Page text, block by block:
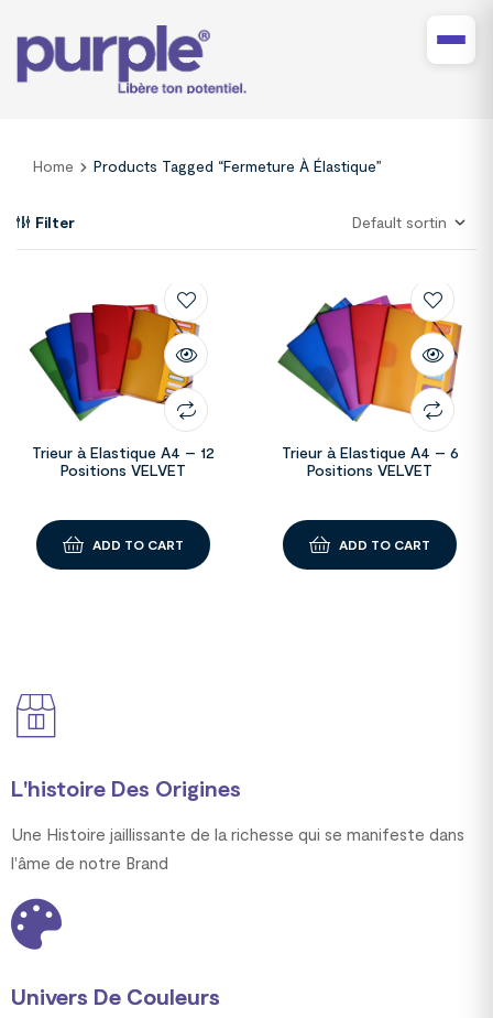
Home Products Tagged “fermeture À Élastique”
Filter
Trieur à Elastique A4 – 12
Positions VELVET
ADD TO CART
Trieur à Elastique A4 – 6
Positions VELVET
ADD TO CART
L'histoire Des Origines
Une Histoire jaillissante de la richesse qui se manifeste dans
l'âme de notre Brand
Univers De Couleurs